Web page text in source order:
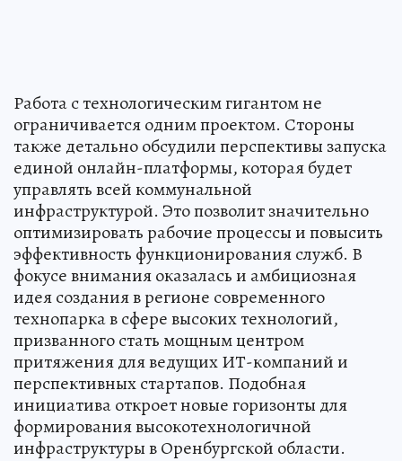
Работа с технологическим гигантом не
ограничивается одним проектом. Стороны
также детально обсудили перспективы запуска
единой онлайн-платформы, которая будет
управлять всей коммунальной
инфраструктурой. Это позволит значительно
оптимизировать рабочие процессы и повысить
эффективность функционирования служб. В
фокусе внимания оказалась и амбициозная
идея создания в регионе современного
технопарка в сфере высоких технологий,
призванного стать мощным центром
притяжения для ведущих ИТ-компаний и
перспективных стартапов. Подобная
инициатива откроет новые горизонты для
формирования высокотехнологичной
инфраструктуры в Оренбургской области.